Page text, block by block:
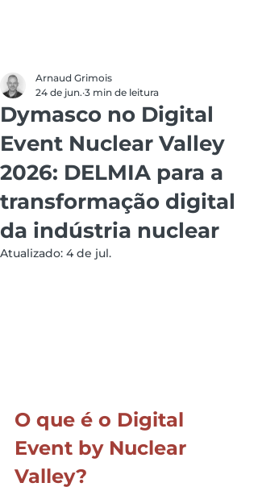
Dymasco no Digital
Event Nuclear Valley
2026: DELMIA para a
transformação digital
da indústria nuclear
Arnaud Grimois
24 de jun. 3 min de leitura
Atualizado: 4 de jul.
O que é o Digital
Event by Nuclear
Valley?